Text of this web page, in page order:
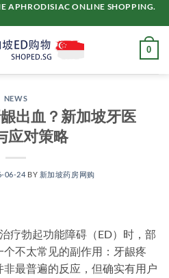
APHRODISIAC ONLINE SHOPPING.
0
NEWS
出血？新加坡牙医
应对策略
06-24 BY 新加坡药房网购
疗勃起功能障碍（ED）时，部
不太常见的副作用：牙龈疼
最普遍的反应，但确实有用户